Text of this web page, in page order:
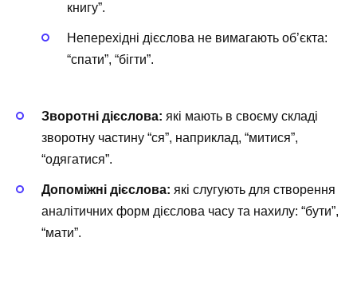
книгу”.
Неперехідні дієслова не вимагають об’єкта:
“спати”, “бігти”.
Зворотні дієслова: які мають в своєму складі
зворотну частину “­ся”, наприклад, “митися”,
“одягатися”.
Допоміжні дієслова: які слугують для створення
аналітичних форм дієслова часу та нахилу: “бути”,
“мати”.